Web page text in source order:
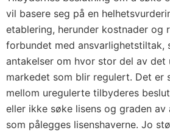
vil basere seg på en
etablering, herunder kostnader og
forbundet med ansvarlighetstiltak,
antakelser om hvor stor del av det
markedet som blir regulert. Det er
mellom uregulerte tilbyderes
eller ikke søke lisens og graden
som pålegges lisenshaverne. Jo